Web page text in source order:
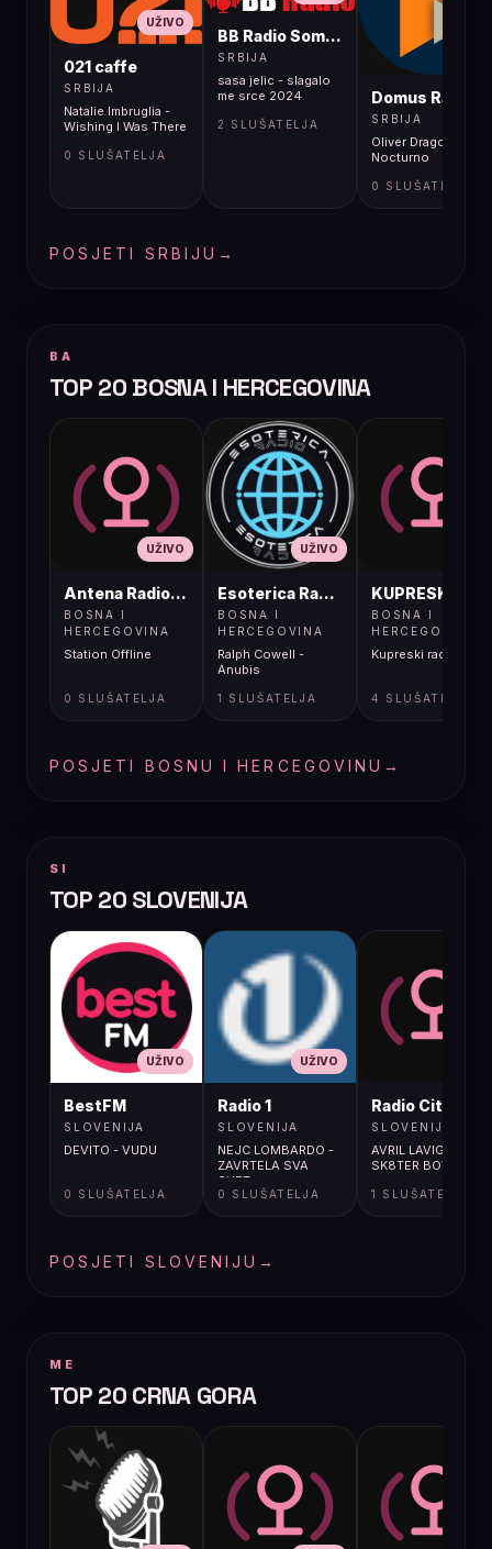
UŽIVO
021 caffe
SRBIJA
Natalie Imbruglia -
Wishing I Was There
0 SLUŠATELJA
BB Radio Sombor
SRBIJA
sasa jelic - slagalo
me srce 2024
2 SLUŠATELJA
Domus Radio
SRBIJA
Oliver Dragojević -
Nocturno
0 SLUŠATELJA
POSJETI SRBIJU →
BA
TOP 20 BOSNA I HERCEGOVINA
UŽIVO
Antena Radio, Jelah Tešanj
BOSNA I
HERCEGOVINA
Station Offline
0 SLUŠATELJA
UŽIVO
Esoterica Radio S1
BOSNA I
HERCEGOVINA
Ralph Cowell -
Anubis
1 SLUŠATELJA
BOSNA I
HERCEGOVINA
Kupreski radio
4 SLUŠATELJA
POSJETI BOSNU I HERCEGOVINU →
SI
TOP 20 SLOVENIJA
UŽIVO
BestFM
SLOVENIJA
DEVITO - VUDU
0 SLUŠATELJA
UŽIVO
Radio 1
SLOVENIJA
NEJC LOMBARDO -
ZAVRTELA SVA
SVET
0 SLUŠATELJA
Radio City
SLOVENIJA
AVRIL LAVIGNE /
SK8TER BOY
1 SLUŠATELJA
POSJETI SLOVENIJU →
ME
TOP 20 CRNA GORA